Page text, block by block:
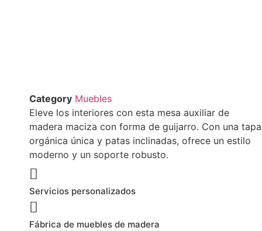
Category Muebles
Eleve los interiores con esta mesa auxiliar de
madera maciza con forma de guijarro. Con una tapa
orgánica única y patas inclinadas, ofrece un estilo
moderno y un soporte robusto.
Servicios personalizados
Fábrica de muebles de madera